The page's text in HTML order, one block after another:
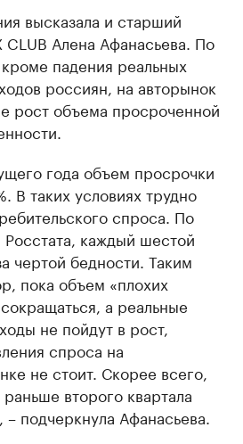
высказала и старший
CLUB Алена Афанасьева. По
падения реальных
россиян, на авторынок
рост объема просроченной
года объем просрочки
В таких условиях трудно
спроса. По
каждый шестой
чертой бедности. Таким
пока объем «плохих
а реальные
не пойдут в рост,
спроса на
не стоит. Скорее всего,
второго квартала
подчеркнула Афанасьева.